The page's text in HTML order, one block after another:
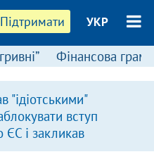
Підтримати УКР
Фінансова
"ідіотськими"
вступ
ЄС і закликав